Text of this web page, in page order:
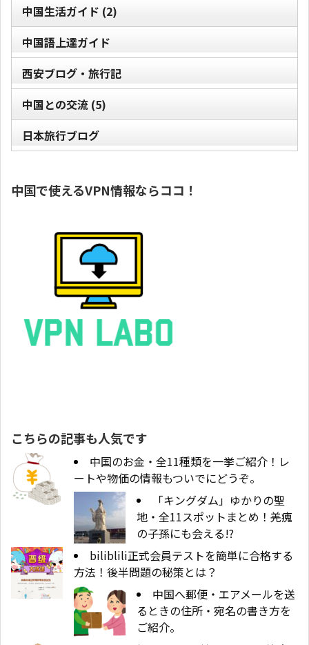
中国生活ガイド (2)
中国語上達ガイド
西安ブログ・旅行記
中国との交流 (5)
日本旅行ブログ
中国で使えるVPN情報ならココ！
こちらの記事も人気です
中国のお金・全11種類を一挙ご紹介！レ
ートや物価の情報もついでにどうぞ。
「キングダム」ゆかりの聖
地・全11スポットまとめ！羌瘣
の子孫にも会える!?
biliblili正式会員テストを簡単に合格する
方法！後半問題の秘策とは？
中国へ郵便・エアメールを送
るときの住所・宛名の書き方を
ご紹介。